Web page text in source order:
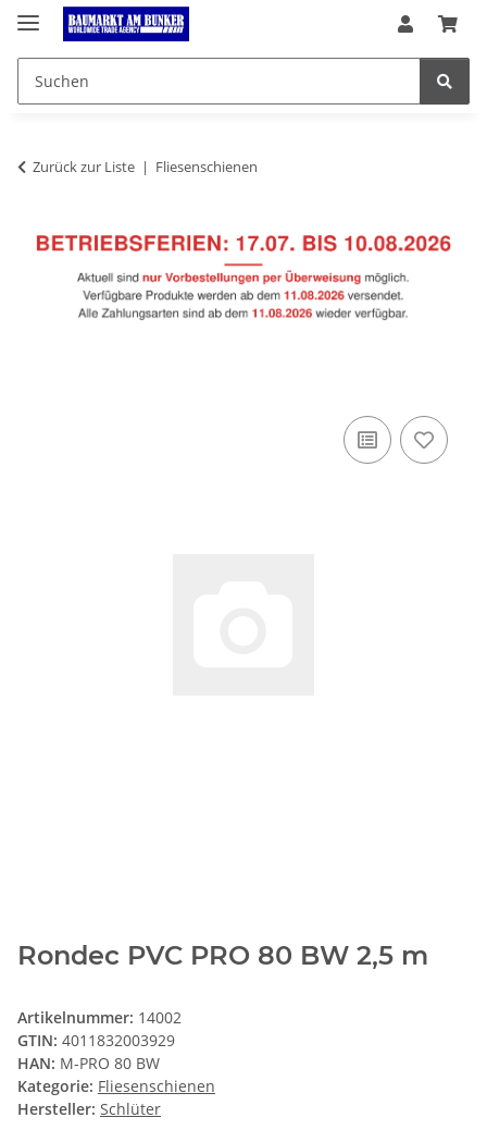
Zurück zur Liste Fliesenschienen
Rondec PVC PRO 80 BW 2,5 m
Artikelnummer: 14002
GTIN: 4011832003929
HAN: M-PRO 80 BW
Kategorie: Fliesenschienen
Hersteller: Schlüter